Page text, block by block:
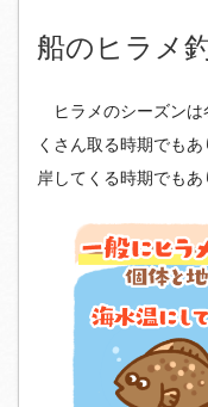
船のヒラメ
ヒラメのシーズンは
くさん取る時期でも
岸してくる時期でもあ